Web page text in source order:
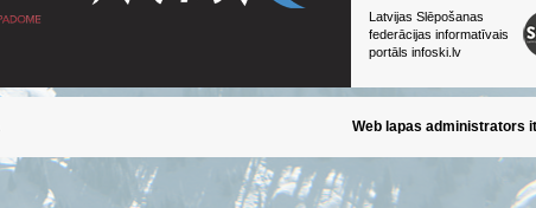
Latvijas Slēpošanas
federācijas informatīvais
portāls infoski.lv
Web lapas administrators